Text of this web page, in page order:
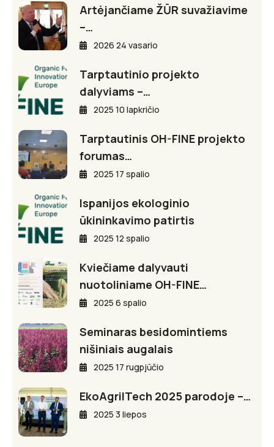
Artėjančiame ŽŪR suvažiavime
–…
2026 24 vasario
Tarptautinio projekto
dalyviams –…
2025 10 lapkričio
Tarptautinis OH-FINE projekto
forumas…
2025 17 spalio
Ispanijos ekologinio
ūkininkavimo patirtis
2025 12 spalio
Kviečiame dalyvauti
nuotoliniame OH-FINE…
2025 6 spalio
Seminaras besidomintiems
nišiniais augalais
2025 17 rugpjūčio
EkoAgriITech 2025 parodoje –…
2025 3 liepos